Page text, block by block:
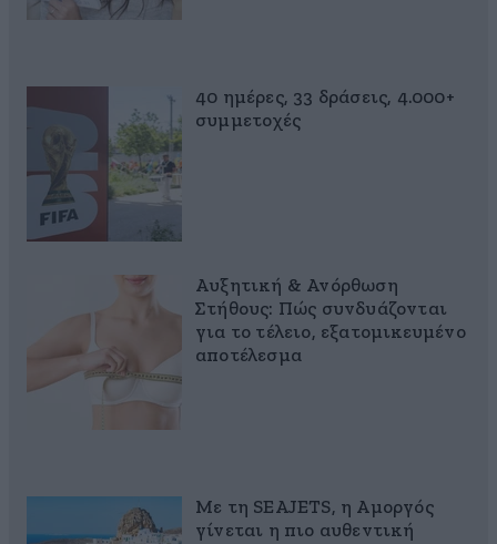
40 ημέρες, 33 δράσεις, 4.000+
συμμετοχές
Αυξητική & Ανόρθωση
Στήθους: Πώς συνδυάζονται
για το τέλειο, εξατομικευμένο
αποτέλεσμα
Με τη SEAJETS, η Αμοργός
γίνεται η πιο αυθεντική